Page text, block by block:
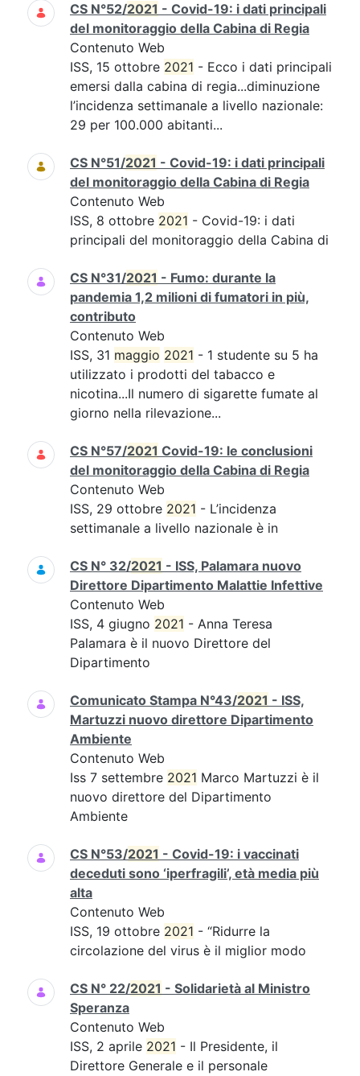
CS N°52/2021 - Covid-19: i dati principali
del monitoraggio della Cabina di Regia
Contenuto Web
ISS, 15 ottobre 2021 - Ecco i dati principali
emersi dalla cabina di regia...diminuzione
l’incidenza settimanale a livello nazionale:
29 per 100.000 abitanti...
CS N°51/2021 - Covid-19: i dati principali
del monitoraggio della Cabina di Regia
Contenuto Web
ISS, 8 ottobre 2021 - Covid-19: i dati
principali del monitoraggio della Cabina di
CS N°31/2021 - Fumo: durante la
pandemia 1,2 milioni di fumatori in più,
contributo
Contenuto Web
ISS, 31 maggio 2021 - 1 studente su 5 ha
utilizzato i prodotti del tabacco e
nicotina...Il numero di sigarette fumate al
giorno nella rilevazione...
CS N°57/2021 Covid-19: le conclusioni
del monitoraggio della Cabina di Regia
Contenuto Web
ISS, 29 ottobre 2021 - L’incidenza
settimanale a livello nazionale è in
CS N° 32/2021 - ISS, Palamara nuovo
Direttore Dipartimento Malattie Infettive
Contenuto Web
ISS, 4 giugno 2021 - Anna Teresa
Palamara è il nuovo Direttore del
Dipartimento
Comunicato Stampa N°43/2021 - ISS,
Martuzzi nuovo direttore Dipartimento
Ambiente
Contenuto Web
Iss 7 settembre 2021 Marco Martuzzi è il
nuovo direttore del Dipartimento
Ambiente
CS N°53/2021 - Covid-19: i vaccinati
deceduti sono ‘iperfragili’, età media più
alta
Contenuto Web
ISS, 19 ottobre 2021 - “Ridurre la
circolazione del virus è il miglior modo
CS N° 22/2021 - Solidarietà al Ministro
Speranza
Contenuto Web
ISS, 2 aprile 2021 - Il Presidente, il
Direttore Generale e il personale